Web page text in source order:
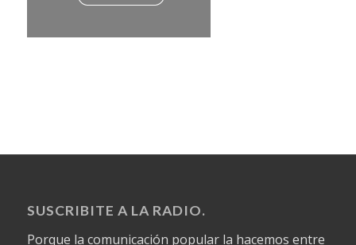
SUSCRIBITE A LA RADIO.
Porque la comunicación popular la hacemos entre